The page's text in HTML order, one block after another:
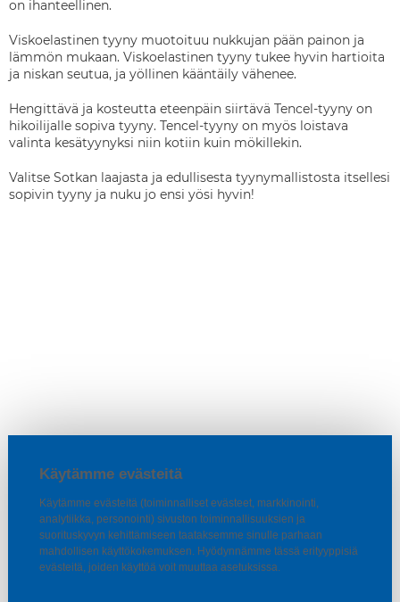
Käytämme evästeitä
Käytämme evästeitä (toiminnalliset evästeet, markkinointi,
analytiikka, personointi) sivuston toiminnallisuuksien ja
suorituskyvyn kehittämiseen taataksemme sinulle parhaan
mahdollisen käyttökokemuksen. Hyödynnämme tässä erityyppisiä
evästeitä, joiden käyttöä voit muuttaa asetuksissa.
on ihanteellinen.
Viskoelastinen tyyny muotoituu nukkujan pään painon ja
lämmön mukaan. Viskoelastinen tyyny tukee hyvin hartioita
ja niskan seutua, ja yöllinen kääntäily vähenee.
Hengittävä ja kosteutta eteenpäin siirtävä Tencel-tyyny on
hikoilijalle sopiva tyyny. Tencel-tyyny on myös loistava
valinta kesätyynyksi niin kotiin kuin mökillekin.
Valitse Sotkan laajasta ja edullisesta tyynymallistosta itsellesi
sopivin tyyny ja nuku jo ensi yösi hyvin!